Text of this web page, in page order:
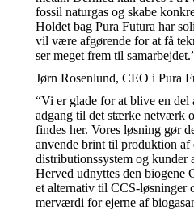
fossil naturgas og skabe
Holdet bag Pura Futura har
vil være afgørende for at få
ser meget frem til
Jørn Rosenlund, CEO i Pura
“Vi er glade for at blive en del
adgang til det stærke netværk
findes her. Vores løsning gør
anvende brint til produktion af
distributionssystem og kunder
Herved udnyttes den biogene
et alternativ til CCS-løsninger
merværdi for ejerne af